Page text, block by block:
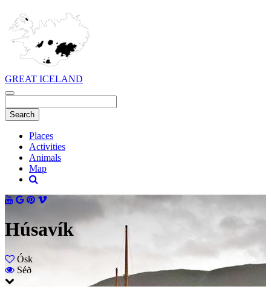
GREAT ICELAND
Places
Activities
Animals
Map
Húsavík
Ósk
Séð